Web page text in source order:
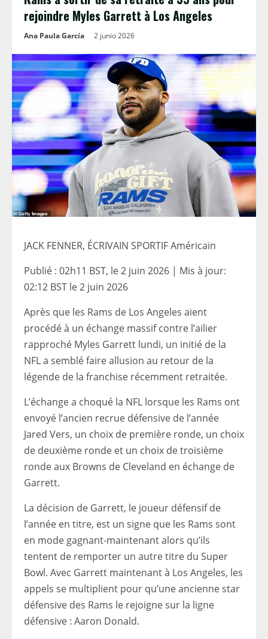
rejoindre Myles Garrett à Los Angeles
Ana Paula García 2 junio 2026
JACK FENNER, ÉCRIVAIN SPORTIF Américain
Publié : 02h11 BST, le 2 juin 2026 | Mis à jour:
02:12 BST le 2 juin 2026
Après que les Rams de Los Angeles aient
procédé à un échange massif contre l’ailier
rapproché Myles Garrett lundi, un initié de la
NFL a semblé faire allusion au retour de la
légende de la franchise récemment retraitée.
L’échange a choqué la NFL lorsque les Rams ont
envoyé l’ancien recrue défensive de l’année
Jared Vers, un choix de première ronde, un choix
de deuxième ronde et un choix de troisième
ronde aux Browns de Cleveland en échange de
Garrett.
La décision de Garrett, le joueur défensif de
l’année en titre, est un signe que les Rams sont
en mode gagnant-maintenant alors qu’ils
tentent de remporter un autre titre du Super
Bowl. Avec Garrett maintenant à Los Angeles, les
appels se multiplient pour qu’une ancienne star
défensive des Rams le rejoigne sur la ligne
défensive : Aaron Donald.